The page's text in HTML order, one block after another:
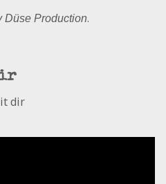
Düse Production.